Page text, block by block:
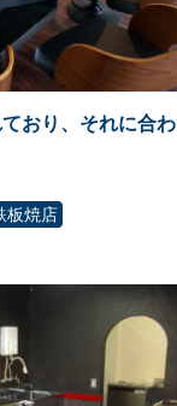
おり、それに合わ
板焼店